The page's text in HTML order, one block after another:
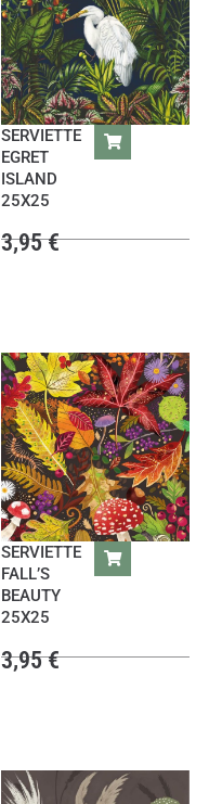
SERVIETTE
EGRET
ISLAND
25X25
3,95€
SERVIETTE
FALL’S
BEAUTY
25X25
3,95€